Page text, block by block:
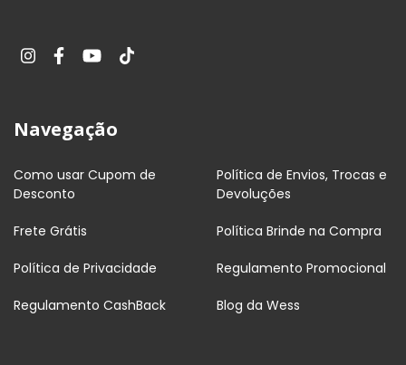
Navegação
Como usar Cupom de
Desconto
Política de Envios, Trocas e
Devoluções
Frete Grátis Política Brinde na Compra
Política de Privacidade Regulamento Promocional
Regulamento CashBack Blog da Wess